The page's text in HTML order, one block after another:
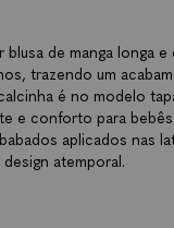
de manga longa
trazendo um
é no modelo
e conforto para bebês.
aplicados nas
atemporal.